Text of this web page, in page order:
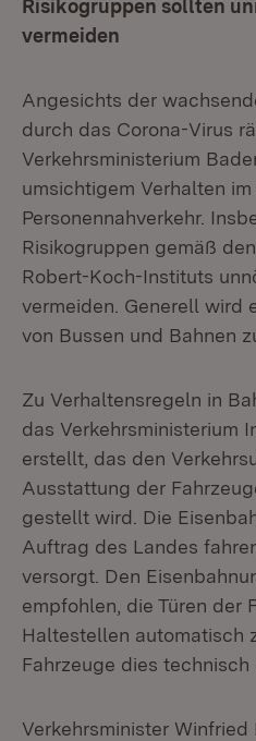
Risikogruppen sollten
vermeiden
Angesichts der
durch das Corona-Virus
Verkehrsministerium
umsichtigem Verhalten
Personennahverkehr.
Risikogruppen gemäß
Robert-Koch-Instituts
vermeiden. Generell wird
von Bussen und Bahnen
Zu Verhaltensregeln in
das Verkehrsministerium
erstellt, das den
Ausstattung der
gestellt wird. Die
Auftrag des Landes
versorgt. Den
empfohlen, die Türen der
Haltestellen automatisch
Fahrzeuge dies technisch
Verkehrsminister Winfried